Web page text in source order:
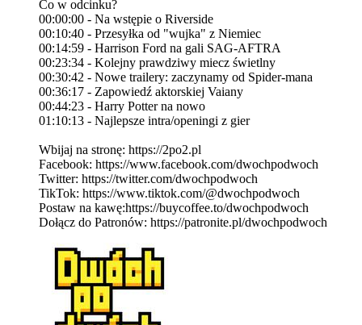
Co w odcinku?
00:00:00 - Na wstępie o Riverside
00:10:40 - Przesyłka od "wujka" z Niemiec
00:14:59 - Harrison Ford na gali SAG-AFTRA
00:23:34 - Kolejny prawdziwy miecz świetlny
00:30:42 - Nowe trailery: zaczynamy od Spider-mana
00:36:17 - Zapowiedź aktorskiej Vaiany
00:44:23 - Harry Potter na nowo
01:10:13 - Najlepsze intra/openingi z gier
Wbijaj na stronę: https://2po2.pl
Facebook: https://www.facebook.com/dwochpodwoch
Twitter: https://twitter.com/dwochpodwoch
TikTok: https://www.tiktok.com/@dwochpodwoch
Postaw na kawę:https://buycoffee.to/dwochpodwoch
Dołącz do Patronów: https://patronite.pl/dwochpodwoch